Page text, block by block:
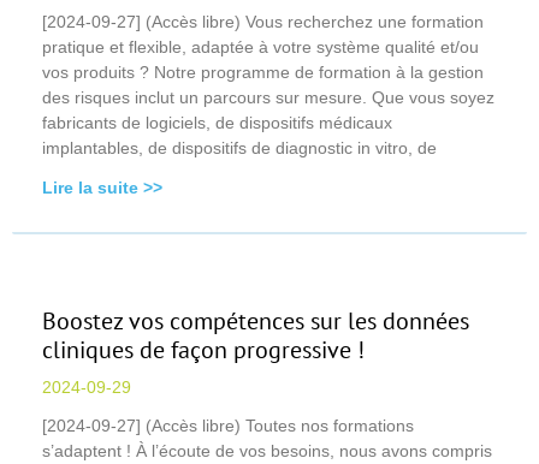
[2024-09-27] (Accès libre) Vous recherchez une formation
pratique et flexible, adaptée à votre système qualité et/ou
vos produits ? Notre programme de formation à la gestion
des risques inclut un parcours sur mesure. Que vous soyez
fabricants de logiciels, de dispositifs médicaux
implantables, de dispositifs de diagnostic in vitro, de
Lire la suite >>
Boostez vos compétences sur les données
cliniques de façon progressive !
2024-09-29
[2024-09-27] (Accès libre) Toutes nos formations
s’adaptent ! À l’écoute de vos besoins, nous avons compris